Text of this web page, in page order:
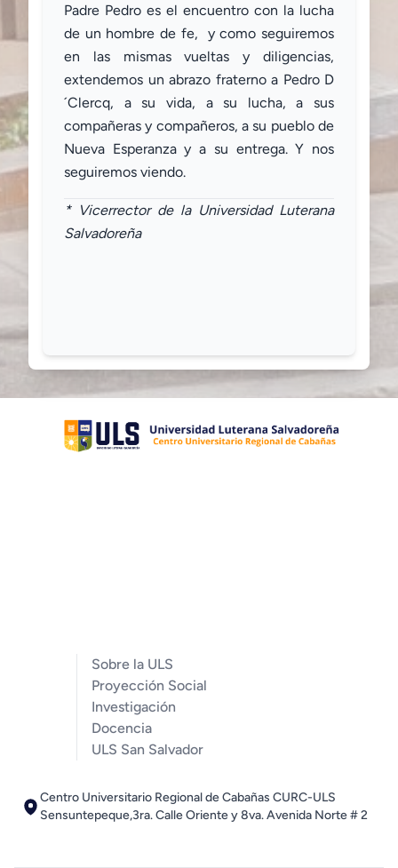
Padre Pedro es el encuentro con la lucha
de un hombre de fe, y como seguiremos
en las mismas vueltas y diligencias,
extendemos un abrazo fraterno a Pedro D
´Clercq, a su vida, a su lucha, a sus
compañeras y compañeros, a su pueblo de
Nueva Esperanza y a su entrega. Y nos
seguiremos viendo.
* Vicerrector de la Universidad Luterana
Salvadoreña
Sobre la ULS
Proyección Social
Investigación
Docencia
ULS San Salvador
Centro Universitario Regional de Cabañas CURC-ULS
Sensuntepeque,3ra. Calle Oriente y 8va. Avenida Norte # 2